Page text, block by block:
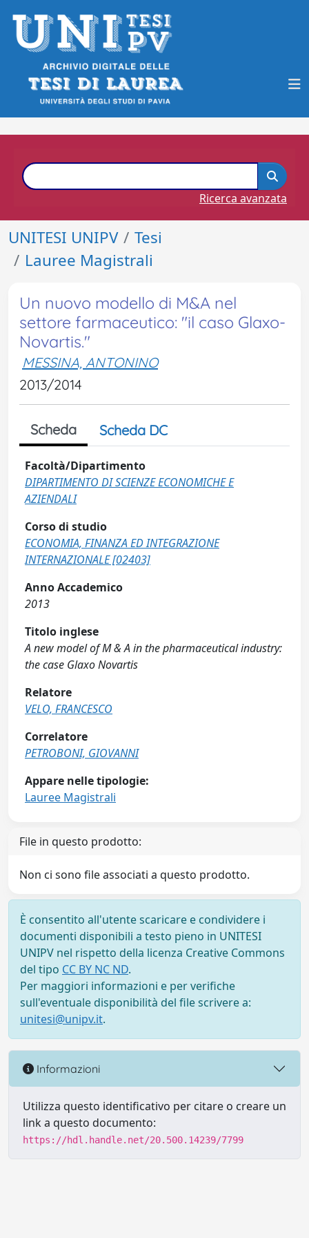
Ricerca avanzata
UNITESI UNIPV
Tesi
Lauree Magistrali
Un nuovo modello di M&A nel
settore farmaceutico: "il caso Glaxo-
Novartis."
MESSINA, ANTONINO
2013/2014
Scheda Scheda DC
Facoltà/Dipartimento
DIPARTIMENTO DI SCIENZE ECONOMICHE E
AZIENDALI
Corso di studio
ECONOMIA, FINANZA ED INTEGRAZIONE
INTERNAZIONALE [02403]
Anno Accademico
2013
Titolo inglese
A new model of M & A in the pharmaceutical industry:
the case Glaxo Novartis
Relatore
VELO, FRANCESCO
Correlatore
PETROBONI, GIOVANNI
Appare nelle tipologie:
Lauree Magistrali
File in questo prodotto:
Non ci sono file associati a questo prodotto.
È consentito all'utente scaricare e condividere i
documenti disponibili a testo pieno in UNITESI
UNIPV nel rispetto della licenza Creative Commons
del tipo CC BY NC ND.
Per maggiori informazioni e per verifiche
sull'eventuale disponibilità del file scrivere a:
unitesi@unipv.it.
Informazioni
Utilizza questo identificativo per citare o creare un
link a questo documento:
https://hdl.handle.net/20.500.14239/7799